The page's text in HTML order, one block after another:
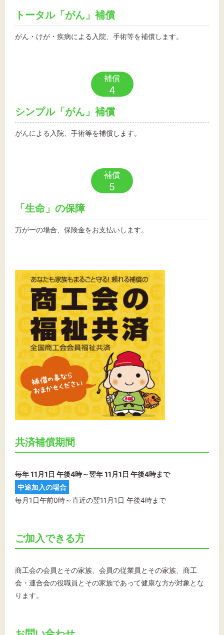
トータル「がん」補償
がん・けが・疾病による入院、手術等を補償します。
補償
4
シンプル「がん」補償
がんによる入院、手術等を補償します。
補償
5
「生命」の保障
万が一の場合、保険金をお支払いします。
共済補償期間
毎年 11月1日 午後4時～翌年 11月1日 午後4時まで
中途加入の場合
毎月1日午前0時～直近の翌11月1日 午後4時まで
ご加入できる方
商工会の会員とその家族、会員の従業員とその家族、商工
会・連合会の役職員とその家族であって健康な方が対象とな
ります。